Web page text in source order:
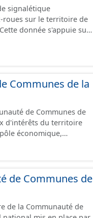
signalétique
sur le territoire de
donnée s'appuie sur
Communes de la
de Communes de
économique,
sont
de natures
voies non aménagés
de Communes de
de la Communauté de